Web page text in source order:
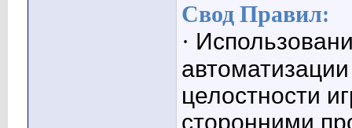
Свод Правил:
·
целостности
сторонними